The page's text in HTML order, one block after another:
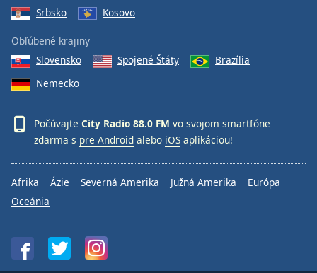
Srbsko
Kosovo
Obľúbené krajiny
Slovensko
Spojené Štáty
Brazília
Nemecko
Počúvajte City Radio 88.0 FM vo svojom smartfóne
zdarma s pre Android alebo iOS aplikáciou!
Afrika Ázie Severná Amerika Južná Amerika
Európa
Oceánia